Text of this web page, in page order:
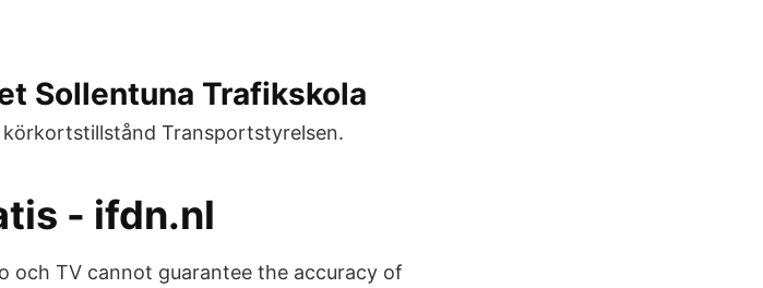
Sollentuna Trafikskola
Transportstyrelsen.
- ifdn.nl
och TV cannot guarantee the accuracy of